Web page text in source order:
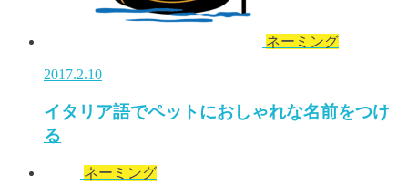
ネーミング
2017.2.10
イタリア語でペットにおしゃれな名前をつけ
る
ネーミング